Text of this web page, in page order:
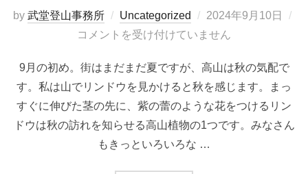
by 武堂登山事務所 Uncategorized
投
稿
2024年9月10日
コメントを受け付けていません
9月の初め。街はまだまだ夏ですが、高山は秋の気配で
す。私は山でリンドウを見かけると秋を感じます。まっ
すぐに伸びた茎の先に、紫の蕾のような花をつけるリン
ドウは秋の訪れを知らせる高山植物の1つです。みなさん
もきっといろいろな …